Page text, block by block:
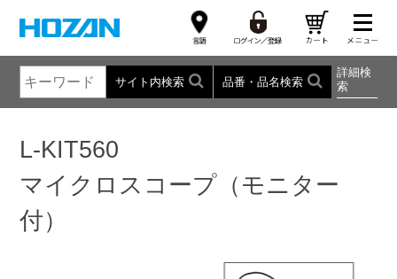
サイト内検索 品番・品名検索
詳細検
索
L-KIT560
マイクロスコープ（モニター
付）